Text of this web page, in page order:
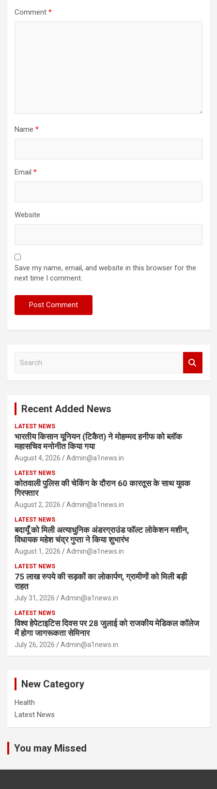
Comment *
Name *
Email *
Website
Save my name, email, and website in this browser for the
next time I comment.
Recent Added News
LATEST NEWS
भारतीय किसान यूनियन (टिकैत) ने मोहम्मद हनीफ को ब्लॉक
महासचिव मनोनीत किया गया
August 4, 2026 Admin@a1news.in
LATEST NEWS
कोतवाली पुलिस की चेकिंग के दौरान 60 कारतूस के साथ युवक
गिरफ्तार
August 2, 2026 Admin@a1news.in
LATEST NEWS
बदायूँ को मिली अत्याधुनिक अंडरग्राउंड फॉल्ट लोकेशन मशीन,
विधायक महेश चंद्र गुप्ता ने किया शुभारंभ
August 1, 2026 Admin@a1news.in
LATEST NEWS
75 लाख रुपये की सड़कों का लोकार्पण, ग्रामीणों को मिली बड़ी
राहत
July 31, 2026 Admin@a1news.in
LATEST NEWS
विश्व हेपेटाइटिस दिवस पर 28 जुलाई को राजकीय मेडिकल कॉलेज
में होगा जागरूकता सेमिनार
July 26, 2026 Admin@a1news.in
New Category
Health
Latest News
You may Missed